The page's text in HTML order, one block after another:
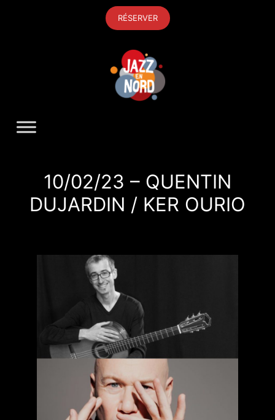
RÉSERVER
10/02/23 – QUENTIN
DUJARDIN / KER OURIO